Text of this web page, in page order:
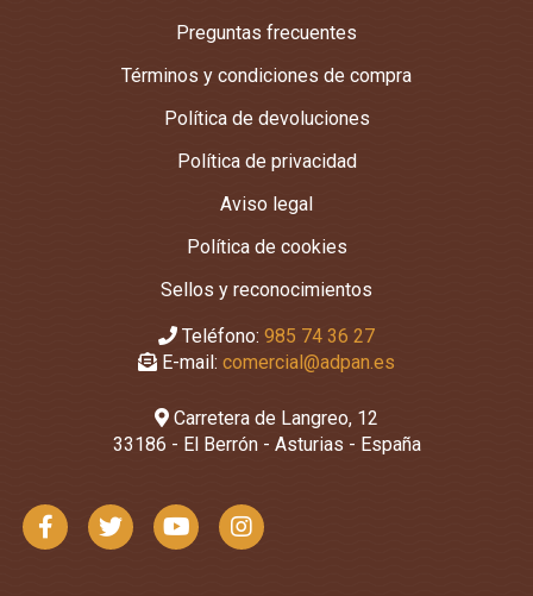
Preguntas frecuentes
Términos y condiciones de compra
Política de devoluciones
Política de privacidad
Aviso legal
Política de cookies
Sellos y reconocimientos
Teléfono: 985 74 36 27
E-mail: comercial@adpan.es
Carretera de Langreo, 12
33186 - El Berrón - Asturias - España